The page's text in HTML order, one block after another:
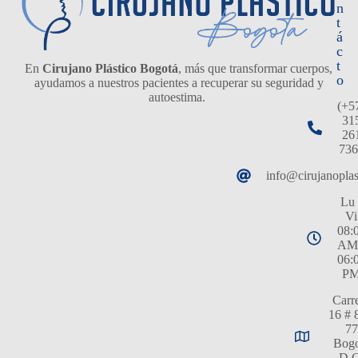
En Cirujano Plástico Bogotá, más que transformar cuerpos,
ayudamos a nuestros pacientes a recuperar su seguridad y
autoestima.
n
t
á
c
t
o
Lu
Vi
16 #
77